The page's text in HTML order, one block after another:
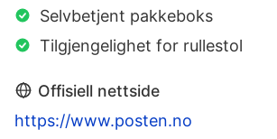
Selvbetjent pakkeboks
Tilgjengelighet for rullestol
Offisiell nettside
https://www.posten.no